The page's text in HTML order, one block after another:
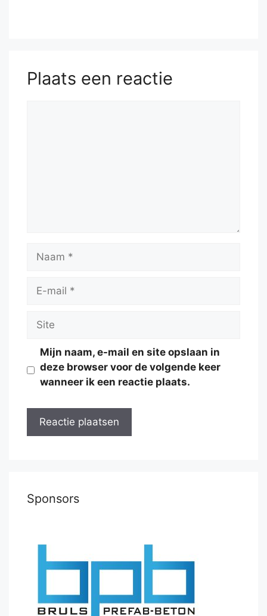
Plaats een reactie
Naam
Site
Mijn naam, e-mail en site opslaan in
deze browser voor de volgende keer
wanneer ik een reactie plaats.
Sponsors